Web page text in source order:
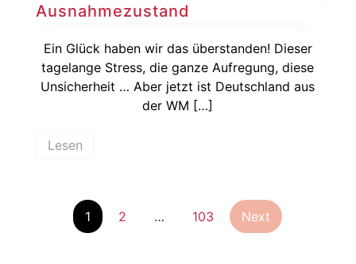
Ausnahmezustand
Ein Glück haben wir das überstanden! Dieser
tagelange Stress, die ganze Aufregung, diese
Unsicherheit … Aber jetzt ist Deutschland aus
der WM […]
Lesen
1 2 … 103 Next